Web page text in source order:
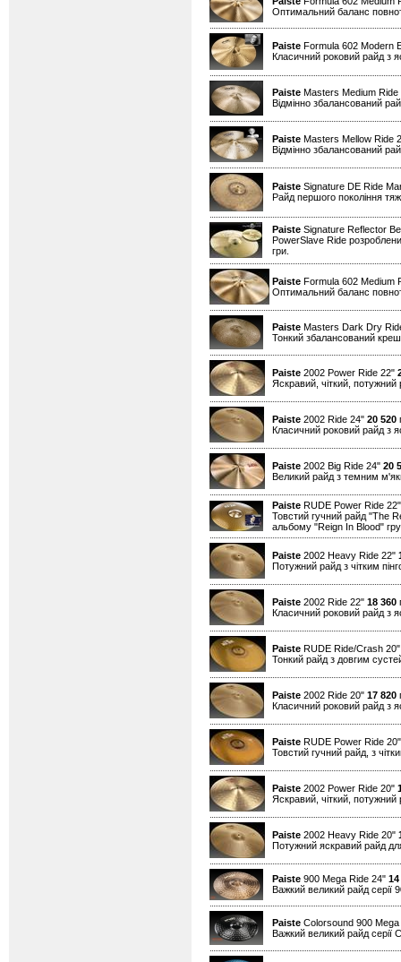
Оптимальний баланс
Paiste Formula 602 Modern
Класичний роковий райд з
Paiste Masters Medium
Відмінно збалансований
Paiste Masters Mellow Ride
Відмінно збалансований
Paiste Signature DE Ride
Райд першого покоління
Paiste Signature Reflector
PowerSlave Ride
гри.
Paiste Formula 602 Medium
Оптимальний баланс
Paiste Masters Dark Dry
Тонкий збалансований креш
Paiste 2002 Power Ride 22"
Яскравий, чіткий, потужний
Paiste 2002 Ride 24" 20 520
Класичний роковий райд з
Paiste 2002 Big Ride 24" 20
Великий райд з темним
Paiste RUDE Power Ride
Товстий гучний райд "The
альбому "Reign In Blood"
Paiste 2002 Heavy Ride 22"
Потужний райд з чітким
Paiste 2002 Ride 22" 18 360
Класичний роковий райд з
Paiste RUDE Ride/Crash
Тонкий райд з довгим
Paiste 2002 Ride 20" 17 820
Класичний роковий райд з
Paiste RUDE Power Ride
Товстий гучний райд, з
Paiste 2002 Power Ride 20"
Яскравий, чіткий, потужний
Paiste 2002 Heavy Ride 20"
Потужний яскравий райд
Paiste 900 Mega Ride 24" 14
Важкий великий райд серії
Paiste Colorsound 900
Важкий великий райд серії